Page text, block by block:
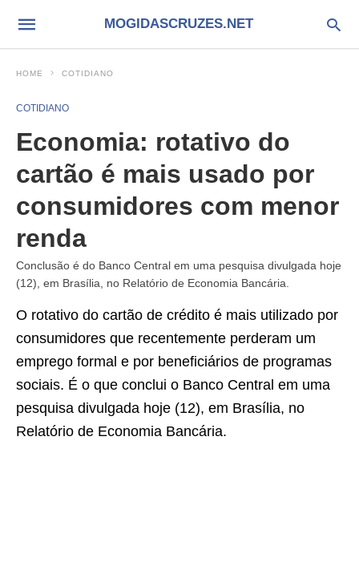
MOGIDASCRUZES.NET
HOME COTIDIANO
COTIDIANO
Economia: rotativo do
cartão é mais usado por
consumidores com menor
renda
Conclusão é do Banco Central em uma pesquisa divulgada hoje
(12), em Brasília, no Relatório de Economia Bancária.
O rotativo do cartão de crédito é mais utilizado por
consumidores que recentemente perderam um
emprego formal e por beneficiários de programas
sociais. É o que conclui o Banco Central em uma
pesquisa divulgada hoje (12), em Brasília, no
Relatório de Economia Bancária.